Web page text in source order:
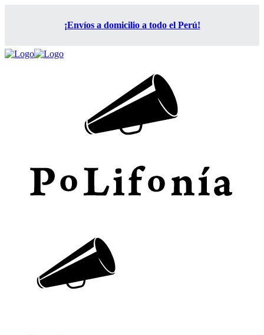
¡Envíos a domicilio a todo el Perú!